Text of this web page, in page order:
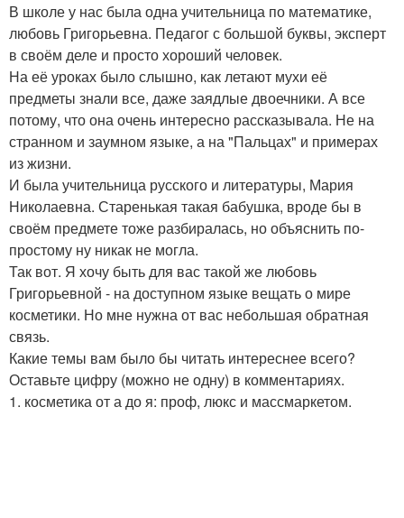
В школе у нас была одна учительница по математике,
любовь Григорьевна. Педагог с большой буквы, эксперт
в своём деле и просто хороший человек.
На её уроках было слышно, как летают мухи её
предметы знали все, даже заядлые двоечники. А все
потому, что она очень интересно рассказывала. Не на
странном и заумном языке, а на "Пальцах" и примерах
из жизни.
И была учительница русского и литературы, Мария
Николаевна. Старенькая такая бабушка, вроде бы в
своём предмете тоже разбиралась, но объяснить по-
простому ну никак не могла.
Так вот. Я хочу быть для вас такой же любовь
Григорьевной - на доступном языке вещать о мире
косметики. Но мне нужна от вас небольшая обратная
связь.
Какие темы вам было бы читать интереснее всего?
Оставьте цифру (можно не одну) в комментариях.
1. косметика от а до я: проф, люкс и массмаркетом.